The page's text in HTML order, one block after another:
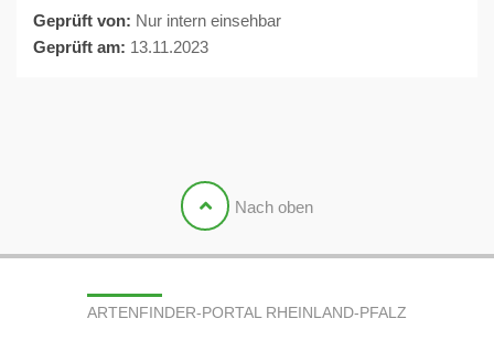
Geprüft von: Nur intern einsehbar
Geprüft am: 13.11.2023
Nach oben
ARTENFINDER-PORTAL RHEINLAND-PFALZ